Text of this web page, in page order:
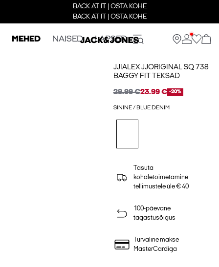
BACK AT IT | OSTA KOHE
BACK AT IT | OSTA KOHE
MEHED NAISED LAPSED
JJIALEX JJORIGINAL SQ 738
BAGGY FIT TEKSAD
29.99 €23.99 € -20%
SININE / BLUE DENIM
Tasuta
kohaletoimetamine
tellimustele üle € 40
100-päevane
tagastusõigus
Turvaline makse
MasterCardiga